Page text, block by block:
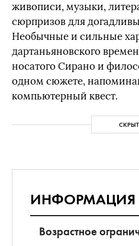
живописи, музыки,
сюрпризов для
Необычные и сильные
дартаньяновского
носатого Сирано и
одном сюжете,
компьютерный квест.
ИНФОРМАЦИЯ
Возрастное